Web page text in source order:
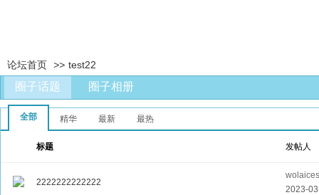
论坛首页 >> test22
圈子话题 圈子相册
全部 精华 最新 最热
标题 发帖人
2222222222222
2023-